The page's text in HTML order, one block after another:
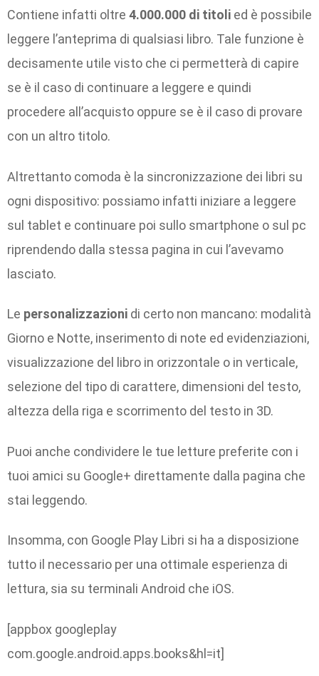
Contiene infatti oltre 4.000.000 di titoli ed è possibile
leggere l’anteprima di qualsiasi libro. Tale funzione è
decisamente utile visto che ci permetterà di capire
se è il caso di continuare a leggere e quindi
procedere all’acquisto oppure se è il caso di provare
con un altro titolo.
Altrettanto comoda è la sincronizzazione dei libri su
ogni dispositivo: possiamo infatti iniziare a leggere
sul tablet e continuare poi sullo smartphone o sul pc
riprendendo dalla stessa pagina in cui l’avevamo
lasciato.
Le personalizzazioni di certo non mancano: modalità
Giorno e Notte, inserimento di note ed evidenziazioni,
visualizzazione del libro in orizzontale o in verticale,
selezione del tipo di carattere, dimensioni del testo,
altezza della riga e scorrimento del testo in 3D.
Puoi anche condividere le tue letture preferite con i
tuoi amici su Google+ direttamente dalla pagina che
stai leggendo.
Insomma, con Google Play Libri si ha a disposizione
tutto il necessario per una ottimale esperienza di
lettura, sia su terminali Android che iOS.
[appbox googleplay
com.google.android.apps.books&hl=it]